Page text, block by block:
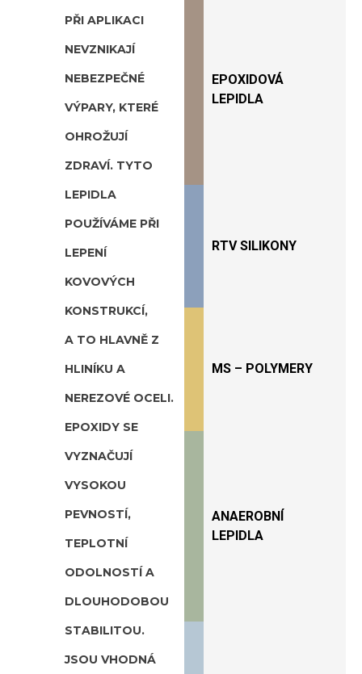
PŘI APLIKACI
NEVZNIKAJÍ
NEBEZPEČNÉ
VÝPARY, KTERÉ
OHROŽUJÍ
ZDRAVÍ. TYTO
LEPIDLA
POUŽÍVÁME PŘI
LEPENÍ
KOVOVÝCH
KONSTRUKCÍ,
A TO HLAVNĚ Z
HLINÍKU A
NEREZOVÉ OCELI.
EPOXIDY SE
VYZNAČUJÍ
VYSOKOU
PEVNOSTÍ,
TEPLOTNÍ
ODOLNOSTÍ A
DLOUHODOBOU
STABILITOU.
JSOU VHODNÁ
EPOXIDOVÁ
LEPIDLA
RTV SILIKONY
MS – POLYMERY
ANAEROBNÍ
LEPIDLA